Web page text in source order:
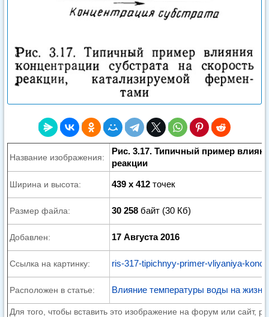
Название изображения:
Рис. 3.17. Типичный пример
реакции
Ширина и высота: 439 x 412 точек
Размер файла: 30 258 байт (30 Кб)
Добавлен: 17 Августа 2016
Ссылка на картинку: ris-317-tipichnyy-primer-vliyaniya-
Расположен в статье: Влияние температуры воды на
Для того, чтобы вставить это изображение на форум или сайт,